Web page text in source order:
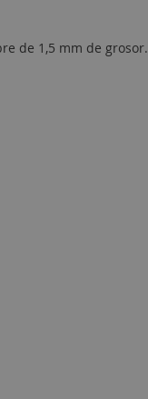
de 1,5 mm de grosor.